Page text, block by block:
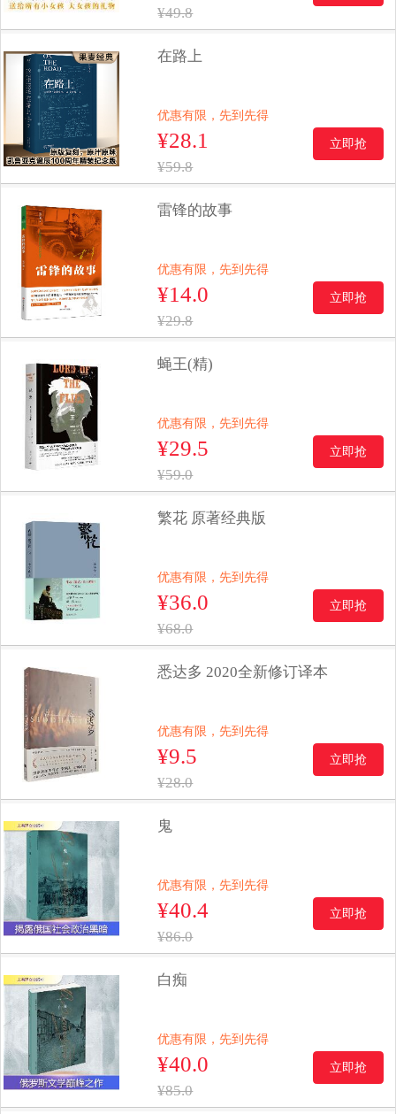
¥49.8
在路上
优惠有限，先到先得
¥28.1
¥59.8
立即抢
雷锋的故事
优惠有限，先到先得
¥14.0
¥29.8
立即抢
蝇王(精)
优惠有限，先到先得
¥29.5
¥59.0
立即抢
繁花 原著经典版
优惠有限，先到先得
¥36.0
¥68.0
立即抢
悉达多 2020全新修订译本
优惠有限，先到先得
¥9.5
¥28.0
立即抢
鬼
优惠有限，先到先得
¥40.4
¥86.0
立即抢
白痴
优惠有限，先到先得
¥40.0
¥85.0
立即抢